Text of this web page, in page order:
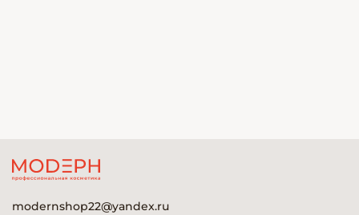
modernshop22@yandex.ru